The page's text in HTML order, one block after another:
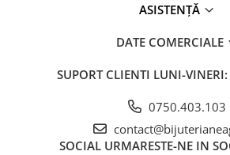
ASISTENȚĂ
DATE COMERCIALE
SUPORT CLIENTI LUNI-
0750.403.103
SOCIAL URMARESTE-NE IN